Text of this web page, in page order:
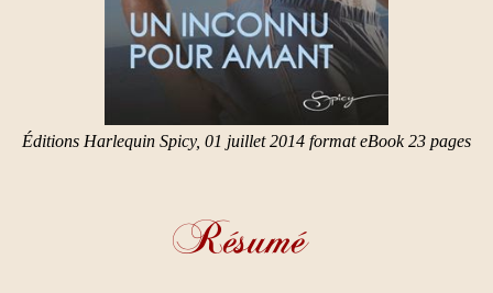
Éditions Harlequin Spicy, 01 juillet 2014 format eBook 23 pages